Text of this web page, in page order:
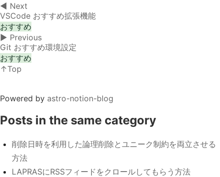
◀︎ Next
VSCode おすすめ拡張機能
おすすめ
▶︎ Previous
Git おすすめ環境設定
おすすめ
↑Top
Powered by astro-notion-blog
Posts in the same category
削除日時を利用した論理削除とユニーク制約を両立させる
方法
LAPRASにRSSフィードをクロールしてもらう方法